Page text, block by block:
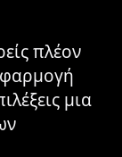
πλέον
μια